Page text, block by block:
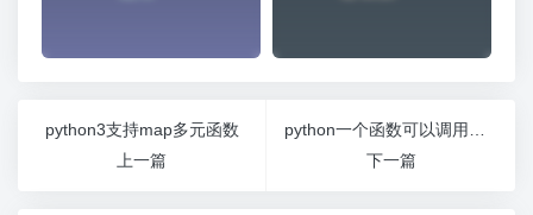
python3支持map多元函数
上一篇
下一篇